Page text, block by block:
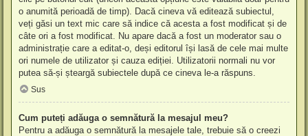
o anumită perioadă de timp). Dacă cineva vă editează subiectul,
veți găsi un text mic care să indice că acesta a fost modificat și de
câte ori a fost modificat. Nu apare dacă a fost un moderator sau o
administrație care a editat-o, deși editorul își lasă de cele mai multe
ori numele de utilizator și cauza ediției. Utilizatorii normali nu vor
putea să-și șteargă subiectele după ce cineva le-a răspuns.
Sus
Cum puteți adăuga o semnătură la mesajul meu?
Pentru a adăuga o semnătură la mesajele tale, trebuie să o creezi